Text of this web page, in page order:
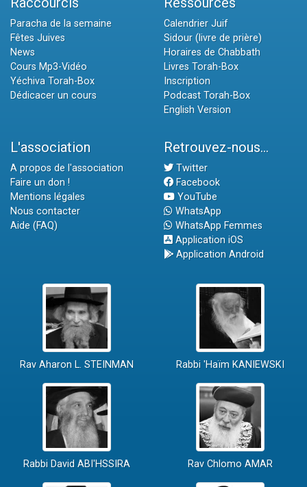
Paracha de la semaine
Fêtes Juives
News
Cours Mp3-Vidéo
Yéchiva Torah-Box
Dédicacer un cours
Calendrier Juif
Sidour (livre de prière)
Horaires de Chabbath
Livres Torah-Box
Inscription
Podcast Torah-Box
English Version
L'association
A propos de l'association
Faire un don !
Mentions légales
Nous contacter
Aide (FAQ)
Retrouvez-nous...
Twitter
Facebook
YouTube
WhatsApp
WhatsApp Femmes
Application iOS
Application Android
Rav Aharon L. STEINMAN Rabbi 'Haïm KANIEWSKI
Rabbi David ABI'HSSIRA Rav Chlomo AMAR